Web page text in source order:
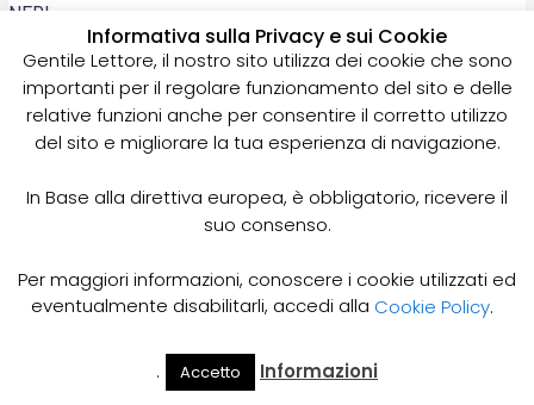
NERI
Read More »
Ripariamo Le Tubazioni
acqua delle fogne. Canali di scolo e sottostradali, sono
soggetti a frequenti problemi di perforazioni da Radici; rotture
Risanamento, Riabilitazione, Rifoderatura, Ribasatura della
stessa tubazione interessata.
Cerca Il Mio
Informativa sulla Privacy e sui Cookie
Gentile Lettore, il nostro sito utilizza dei cookie che sono
importanti per il regolare funzionamento del sito e delle
relative funzioni anche per consentire il corretto utilizzo
del sito e migliorare la tua esperienza di navigazione.
In Base alla direttiva europea, è obbligatorio, ricevere il
suo consenso.
Per maggiori informazioni, conoscere i cookie utilizzati ed
eventualmente disabilitarli, accedi alla Cookie Policy.
. Accetto Informazioni